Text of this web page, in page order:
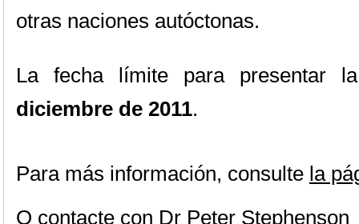
otras naciones autóctonas.
La fecha límite para presentar
diciembre de 2011.
Para más información, consulte la
O contacte con Dr Peter Stephenson